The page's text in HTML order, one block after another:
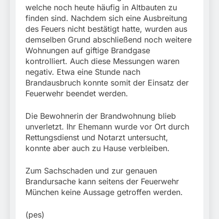
welche noch heute häufig in Altbauten zu
finden sind. Nachdem sich eine Ausbreitung
des Feuers nicht bestätigt hatte, wurden aus
demselben Grund abschließend noch weitere
Wohnungen auf giftige Brandgase
kontrolliert. Auch diese Messungen waren
negativ. Etwa eine Stunde nach
Brandausbruch konnte somit der Einsatz der
Feuerwehr beendet werden.
Die Bewohnerin der Brandwohnung blieb
unverletzt. Ihr Ehemann wurde vor Ort durch
Rettungsdienst und Notarzt untersucht,
konnte aber auch zu Hause verbleiben.
Zum Sachschaden und zur genauen
Brandursache kann seitens der Feuerwehr
München keine Aussage getroffen werden.
(pes)